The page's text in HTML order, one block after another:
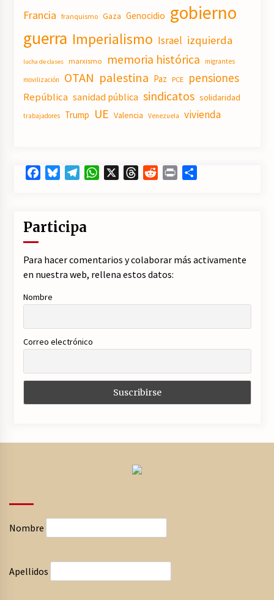
Francia franquismo Gaza Genocidio gobierno
guerra Imperialismo Israel izquierda
lucha de clases marxismo memoria histórica migrantes
movilización OTAN palestina Paz PCE pensiones
República sanidad pública sindicatos solidaridad
trabajadores Trump UE Valencia Venezuela vivienda
FacebookBlueskyTelegramWhatsApp ThreadsRedditPrint
Participa
Para hacer comentarios y colaborar más activamente
en nuestra web, rellena estos datos:
Nombre
Correo electrónico
Nombre
Apellidos